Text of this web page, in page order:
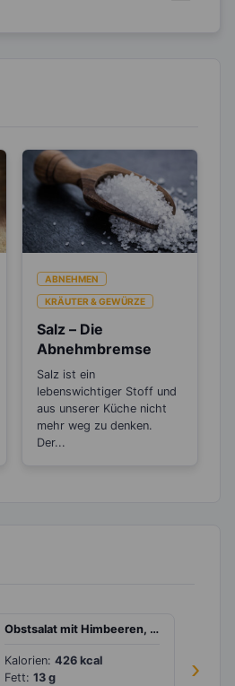
ABNEHMEN
KRÄUTER & GEWÜRZE
Salz – Die
Abnehmbremse
Salz ist ein
lebenswichtiger Stoff und
aus unserer Küche nicht
mehr weg zu denken.
Der...
›
Obstsalat mit Himbeeren, Brombeeren, Banane und Joghurt
Kalorien: 426 kcal
Fett: 13 g